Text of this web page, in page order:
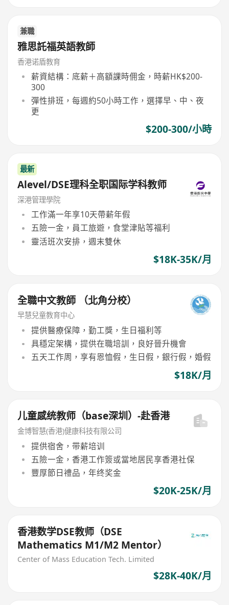
兼職
雅思託福英語教師
香港诺盾教育
薪資結構：底薪＋高額課時佣金，時薪HK$200-
300
彈性排班，每週約50小時工作，選擇早、中、夜
更
$200-300/小時
最新
Alevel/DSE理科全职国际学科教师
深港管理學院
工作滿一年享10天帶薪年假
五險一金，員工旅遊，食堂津貼等福利
靈活班次安排，週末雙休
$18K-35K/月
全職中文教師 （北角分校）
早慧兒童教育中心
提供醫療保障，勤工獎，生日福利等
具穩定架構，提供在職培訓，良好晉升機會
五天工作周，享有恩恤假，生日假，銀行假，婚假
$18K/月
儿童感统教师（base深圳）-赴香港
金博智慧(香港)健康科技有限公司
提供宿舍，带薪培训
五險一金，香港工作簽或當地居民享香港社保
豐厚節日禮品，年终奖金
$20K-25K/月
香港数学DSE教师（DSE
Mathematics M1/M2 Mentor）
Center of Mass Education Tech. Limited
$28K-40K/月